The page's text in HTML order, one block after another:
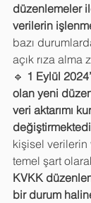
düzenlemeler
verilerin
bazı
açık rıza alma
🔹 1 Eylül
olan yeni
veri aktarımı
kişisel verilerin
temel şart
KVKK
bir durum